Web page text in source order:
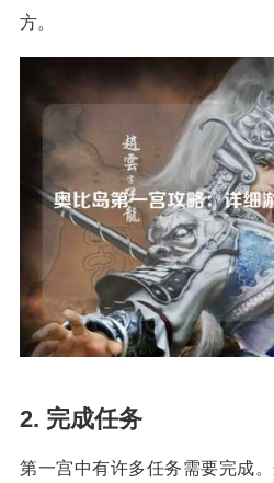
方。
2. 完成任务
第一宫中有许多任务需要完成